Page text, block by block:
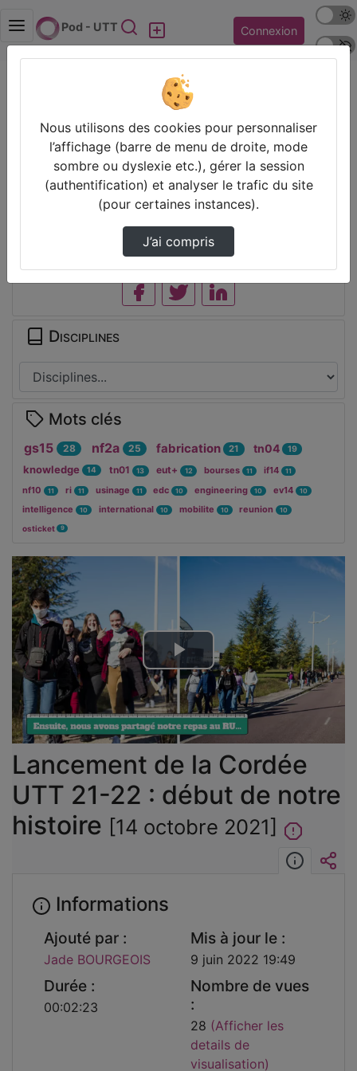
Pod - UTT Rechercher Connexion
Mode
Police
Lancement de la Cordée UTT 21-22 : début de
Lire
la
vidéo
Lancement de la Cordée
UTT 21-22 : début de notre
histoire [14 octobre 2021]
Informations
Ajouté par :
Jade BOURGEOIS
Mis à jour le :
9 juin 2022 19:49
Durée :
00:02:23
Nombre de vues
:
28 (Afficher les
details de
visualisation)
Prendre des notes
Il n’y a pas de note disponible pour vous pour cette vidéo.
Connectez-vous pour en créer une nouvelle.
Disciplines
Mots clés
gs15 28 nf2a 25 fabrication 21 tn04 19
knowledge 14 tn01 13 eut+ 12 bourses 11 if14 11
nf10 11 ri 11 usinage 11 edc 10 engineering 10 ev14 10
intelligence 10 international 10 mobilite 10 reunion 10
osticket 9
Nous utilisons des cookies pour personnaliser
l’affichage (barre de menu de droite, mode
sombre ou dyslexie etc.), gérer la session
(authentification) et analyser le trafic du site
(pour certaines instances).
J’ai compris